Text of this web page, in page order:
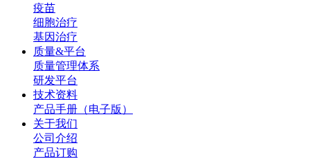
疫苗
细胞治疗
基因治疗
质量&平台
质量管理体系
研发平台
技术资料
产品手册（电子版）
关于我们
公司介绍
产品订购